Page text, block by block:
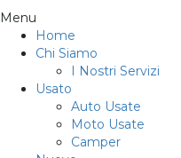
Menu
Home
Chi Siamo
I Nostri Servizi
Usato
Auto Usate
Moto Usate
Camper